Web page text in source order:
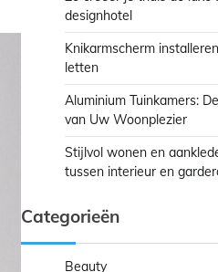
designhotel
Knikarmscherm
letten
Aluminium Tuinkamers:
van Uw Woonplezier
Stijlvol wonen en
tussen interieur en
Categorieën
Beauty